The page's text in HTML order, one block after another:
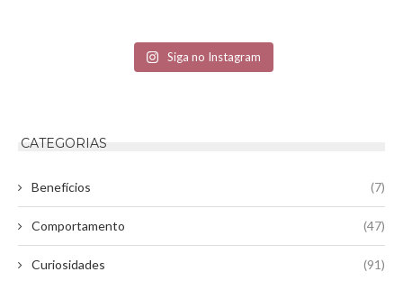
Siga no Instagram
CATEGORIAS
Benefícios (7)
Comportamento (47)
Curiosidades (91)